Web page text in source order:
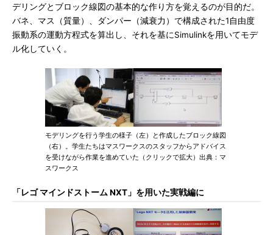
デリングとブロック線図の基本的な作り方を覚えるのが目的だ。
バネ、マス（質量）、ダンパー（減衰力）で構成された1自由度
振動系の運動方程式を算出し、それを基にSimulinkを用いてモデ
ル化していく。
モデリングを行う学生の様子（左）と作成したブロック線図
（右）。学生たちはマスワークスのスタッフからアドバイス
を受けながら作業を進めていた（クリックで拡大）出典：マ
スワークス
「レゴ マインドストーム NXT」を用いた実戦編に